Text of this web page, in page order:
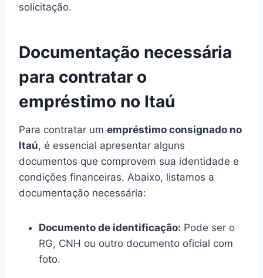
solicitação.
Documentação necessária
para contratar o
empréstimo no Itaú
Para contratar um empréstimo consignado no
Itaú, é essencial apresentar alguns
documentos que comprovem sua identidade e
condições financeiras. Abaixo, listamos a
documentação necessária:
Documento de identificação: Pode ser o
RG, CNH ou outro documento oficial com
foto.